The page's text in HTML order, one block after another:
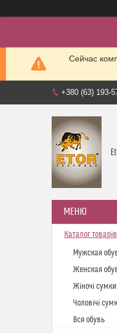
Сейчас
+380 (63) 193-
Каталог товарів
Мужская
Женская
Жіночі сумки
Чоловічі
Вся обувь